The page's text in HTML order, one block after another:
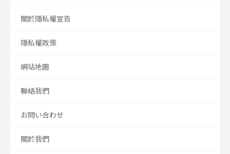
關於隱私權宣告
隱私權政策
網站地圖
聯絡我們
お問い合わせ
關於我們